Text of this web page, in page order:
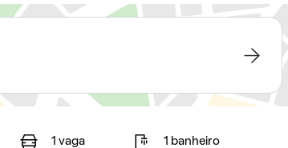
1 vaga 1 banheiro